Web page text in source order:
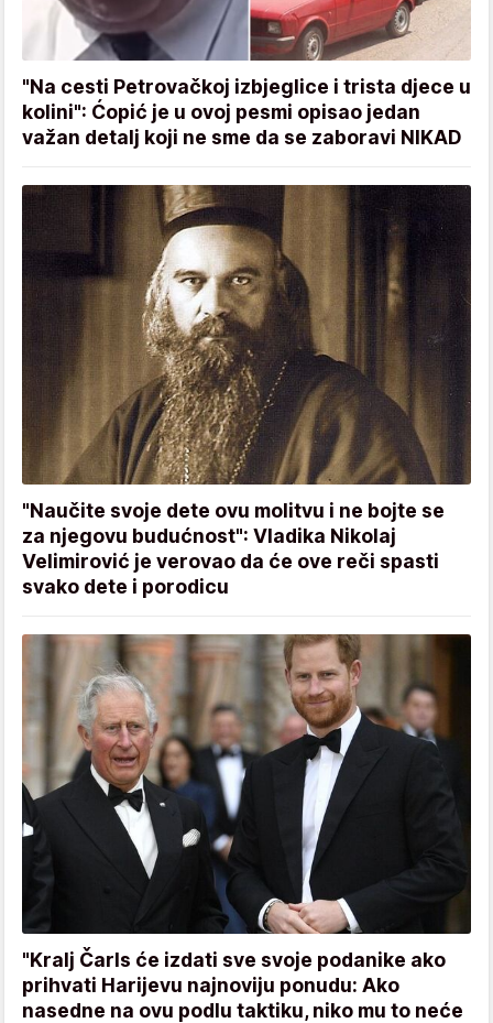
"Na cesti Petrovačkoj izbjeglice i trista djece u
kolini": Ćopić je u ovoj pesmi opisao jedan
važan detalj koji ne sme da se zaboravi NIKAD
"Naučite svoje dete ovu molitvu i ne bojte se
za njegovu budućnost": Vladika Nikolaj
Velimirović je verovao da će ove reči spasti
svako dete i porodicu
"Kralj Čarls će izdati sve svoje podanike ako
prihvati Harijevu najnoviju ponudu: Ako
nasedne na ovu podlu taktiku, niko mu to neće